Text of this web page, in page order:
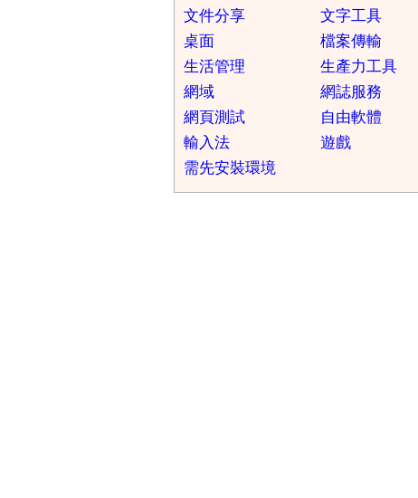
文件分享
文字工具
桌面
檔案傳輸
生活管理
生產力工具
網域
網誌服務
網頁測試
自由軟體
輸入法
遊戲
需先安裝環境